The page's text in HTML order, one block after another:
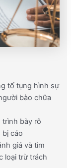
tố tụng hình sự
bào chữa
trình bày rõ
bị cáo
giá và tìm
loại trừ trách